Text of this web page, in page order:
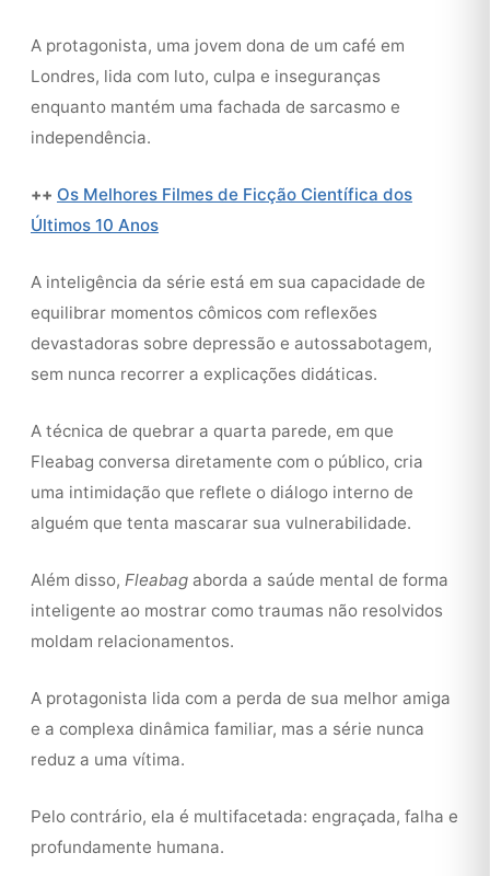
A protagonista, uma jovem dona de um café em
Londres, lida com luto, culpa e inseguranças
enquanto mantém uma fachada de sarcasmo e
independência.
++ Os Melhores Filmes de Ficção Científica dos
Últimos 10 Anos
A inteligência da série está em sua capacidade de
equilibrar momentos cômicos com reflexões
devastadoras sobre depressão e autossabotagem,
sem nunca recorrer a explicações didáticas.
A técnica de quebrar a quarta parede, em que
Fleabag conversa diretamente com o público, cria
uma intimidação que reflete o diálogo interno de
alguém que tenta mascarar sua vulnerabilidade.
Além disso, Fleabag aborda a saúde mental de forma
inteligente ao mostrar como traumas não resolvidos
moldam relacionamentos.
A protagonista lida com a perda de sua melhor amiga
e a complexa dinâmica familiar, mas a série nunca
reduz a uma vítima.
Pelo contrário, ela é multifacetada: engraçada, falha e
profundamente humana.